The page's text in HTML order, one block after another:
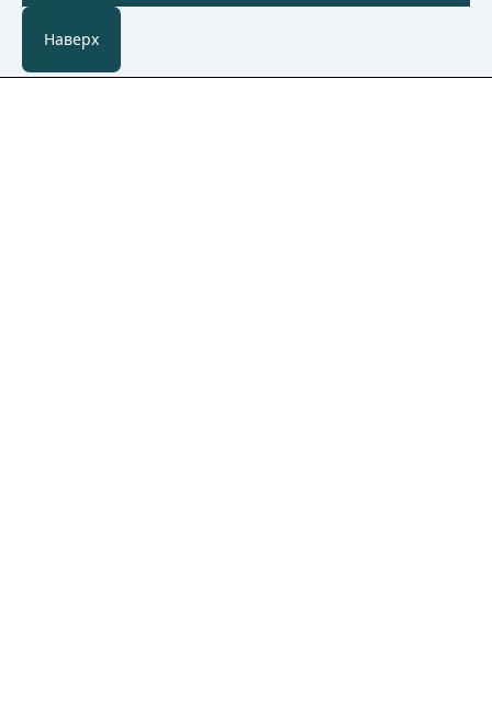
Наверх